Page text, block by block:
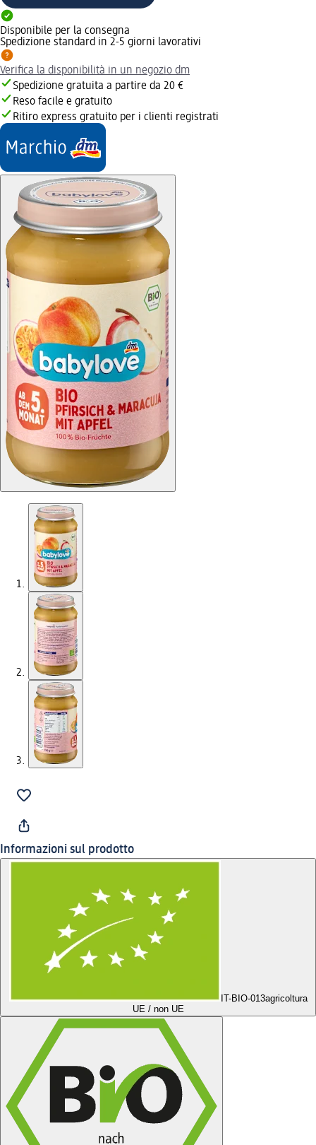
Disponibile per la consegna
Spedizione standard in 2-5 giorni lavorativi
Verifica la disponibilità in un negozio dm
Spedizione gratuita a partire da 20 €
Reso facile e gratuito
Ritiro express gratuito per i clienti registrati
Informazioni sul prodotto
IT-BIO-013agricoltura
UE / non UE